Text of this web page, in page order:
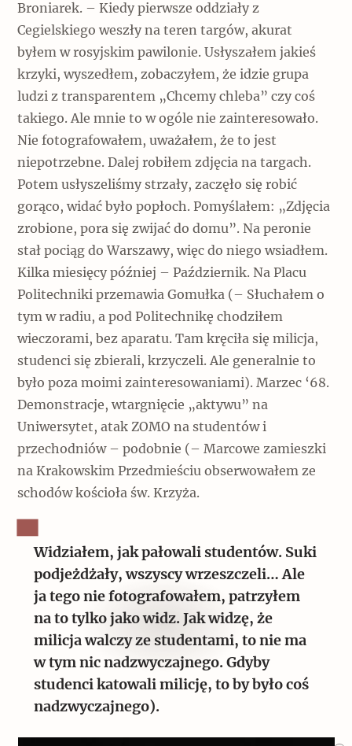
Broniarek. – Kiedy pierwsze oddziały z
Cegielskiego weszły na teren targów, akurat
byłem w rosyjskim pawilonie. Usłyszałem jakieś
krzyki, wyszedłem, zobaczyłem, że idzie grupa
ludzi z transparentem „Chcemy chleba” czy coś
takiego. Ale mnie to w ogóle nie zainteresowało.
Nie fotografowałem, uważałem, że to jest
niepotrzebne. Dalej robiłem zdjęcia na targach.
Potem usłyszeliśmy strzały, zaczęło się robić
gorąco, widać było popłoch. Pomyślałem: „Zdjęcia
zrobione, pora się zwijać do domu”. Na peronie
stał pociąg do Warszawy, więc do niego wsiadłem.
Kilka miesięcy później – Październik. Na Placu
Politechniki przemawia Gomułka (– Słuchałem o
tym w radiu, a pod Politechnikę chodziłem
wieczorami, bez aparatu. Tam kręciła się milicja,
studenci się zbierali, krzyczeli. Ale generalnie to
było poza moimi zainteresowaniami). Marzec ‘68.
Demonstracje, wtargnięcie „aktywu” na
Uniwersytet, atak ZOMO na studentów i
przechodniów – podobnie (– Marcowe zamieszki
na Krakowskim Przedmieściu obserwowałem ze
schodów kościoła św. Krzyża.
Widziałem, jak pałowali studentów. Suki
podjeżdżały, wszyscy wrzeszczeli… Ale
ja tego nie fotografowałem, patrzyłem
na to tylko jako widz. Jak widzę, że
milicja walczy ze studentami, to nie ma
w tym nic nadzwyczajnego. Gdyby
studenci katowali milicję, to by było coś
nadzwyczajnego).